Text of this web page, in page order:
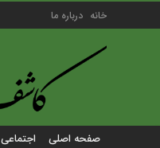
خانه درباره ما
صفحه اصلی اجتماعی